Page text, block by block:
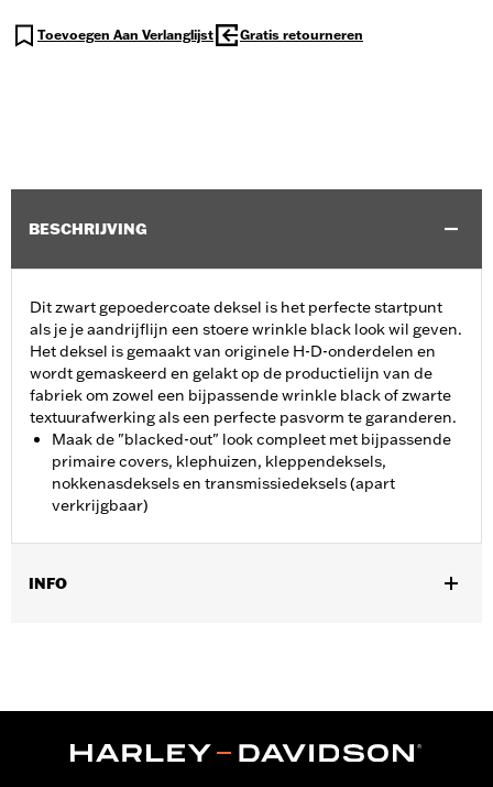
Toevoegen Aan Verlanglijst Gratis retourneren
BESCHRIJVING
Dit zwart gepoedercoate deksel is het perfecte startpunt
als je je aandrijflijn een stoere wrinkle black look wil geven.
Het deksel is gemaakt van originele H-D-onderdelen en
wordt gemaskeerd en gelakt op de productielijn van de
fabriek om zowel een bijpassende wrinkle black of zwarte
textuurafwerking als een perfecte pasvorm te garanderen.
Maak de "blacked-out" look compleet met bijpassende
primaire covers, klephuizen, kleppendeksels,
nokkenasdeksels en transmissiedeksels (apart
verkrijgbaar)
INFO
In de doos:Kleppendeksel, zonder toebehoren
NOTITIES:Bij het verwijderen en installeren van